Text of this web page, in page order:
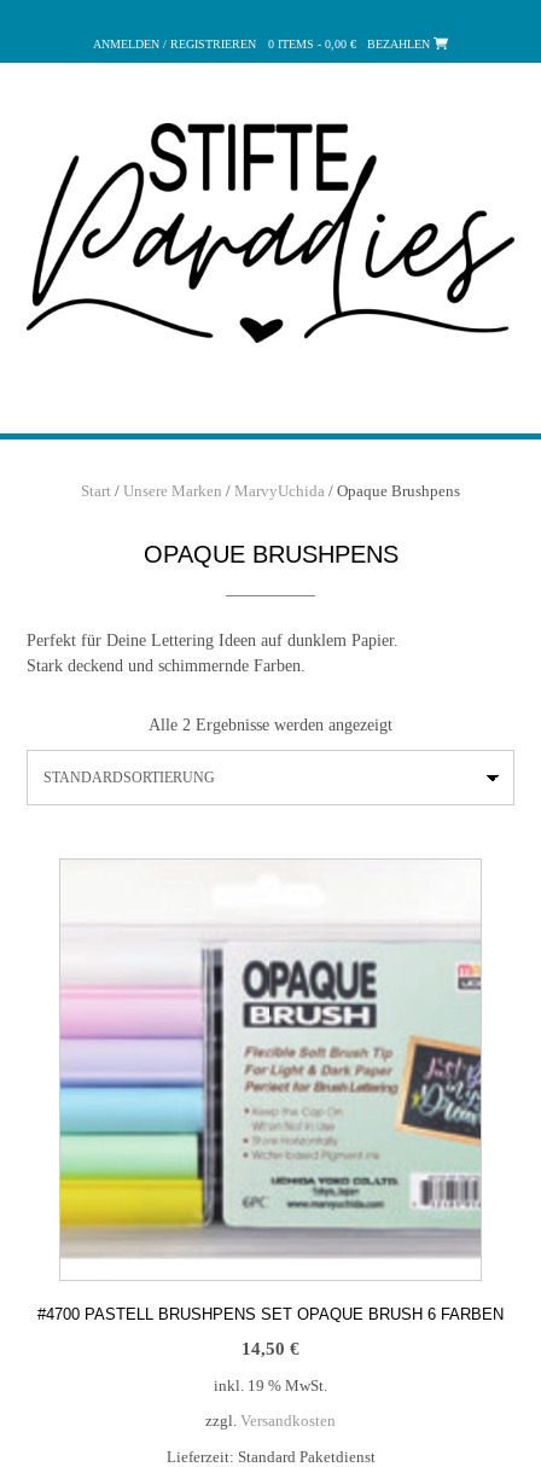
springen
ANMELDEN / REGISTRIEREN 0 ITEMS - 0,00 € BEZAHLEN
Start / Unsere Marken / MarvyUchida / Opaque Brushpens
OPAQUE BRUSHPENS
Perfekt für Deine Lettering Ideen auf dunklem Papier.
Stark deckend und schimmernde Farben.
Alle 2 Ergebnisse werden angezeigt
#4700 PASTELL BRUSHPENS SET OPAQUE BRUSH 6 FARBEN
14,50 €
inkl. 19 % MwSt.
zzgl. Versandkosten
Lieferzeit: Standard Paketdienst